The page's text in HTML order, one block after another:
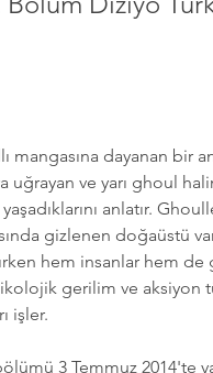
uğrayan ve yarı ghoul
anlatır.
gizlenen doğaüstü
hem insanlar hem de
gerilim ve
işler.